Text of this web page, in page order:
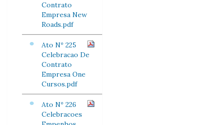
Contrato
Empresa New
Roads.pdf
Ato Nº 225
Celebracao De
Contrato
Empresa One
Cursos.pdf
Ato Nº 226
Celebracoes